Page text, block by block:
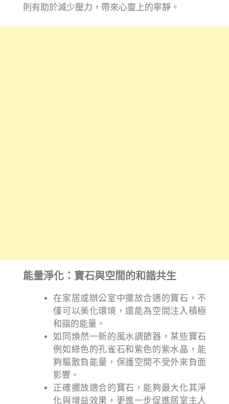
則有助於減少壓力，帶來心靈上的寧靜。
能量淨化：寶石與空間的和諧共生
在家居或辦公室中擺放合適的寶石，不
僅可以美化環境，還能為空間注入積極
和諧的能量。
如同煥然一新的風水調節器，某些寶石
例如綠色的孔雀石和紫色的紫水晶，能
夠驅散負能量，保護空間不受外來負面
影響。
正確擺放適合的寶石，能夠最大化其淨
化與增益效果，更進一步促進居室主人